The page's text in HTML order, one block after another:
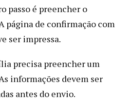
passo é preencher o
página de confirmação com
ser impressa.
precisa preencher um
informações devem ser
antes do envio.